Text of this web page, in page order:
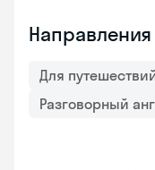
Направления
Для
Разговорный